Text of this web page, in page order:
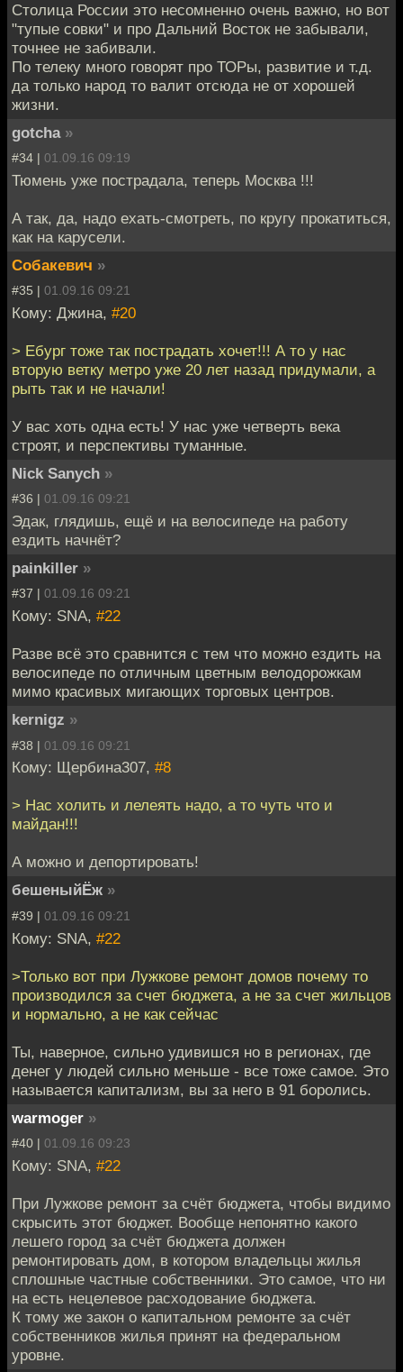
Столица России это несомненно очень важно, но вот
"тупые совки" и про Дальний Восток не забывали,
точнее не забивали.
По телеку много говорят про ТОРы, развитие и т.д.
да только народ то валит отсюда не от хорошей
жизни.
gotcha »
#34 | 01.09.16 09:19
Тюмень уже пострадала, теперь Москва !!!
А так, да, надо ехать-смотреть, по кругу прокатиться,
как на карусели.
Собакевич »
#35 | 01.09.16 09:21
Кому: Джина, #20
> Ебург тоже так пострадать хочет!!! А то у нас
вторую ветку метро уже 20 лет назад придумали, а
рыть так и не начали!
У вас хоть одна есть! У нас уже четверть века
строят, и перспективы туманные.
Nick Sanych »
#36 | 01.09.16 09:21
Эдак, глядишь, ещё и на велосипеде на работу
ездить начнёт?
painkiller »
#37 | 01.09.16 09:21
Кому: SNA, #22
Разве всё это сравнится с тем что можно ездить на
велосипеде по отличным цветным велодорожкам
мимо красивых мигающих торговых центров.
kernigz »
#38 | 01.09.16 09:21
Кому: Щербина307, #8
> Нас холить и лелеять надо, а то чуть что и
майдан!!!
А можно и депортировать!
бешеныйЁж »
#39 | 01.09.16 09:21
Кому: SNA, #22
>Только вот при Лужкове ремонт домов почему то
производился за счет бюджета, а не за счет жильцов
и нормально, а не как сейчас
Ты, наверное, сильно удивишся но в регионах, где
денег у людей сильно меньше - все тоже самое. Это
называется капитализм, вы за него в 91 боролись.
warmoger »
#40 | 01.09.16 09:23
Кому: SNA, #22
При Лужкове ремонт за счёт бюджета, чтобы видимо
скрысить этот бюджет. Вообще непонятно какого
лешего город за счёт бюджета должен
ремонтировать дом, в котором владельцы жилья
сплошные частные собственники. Это самое, что ни
на есть нецелевое расходование бюджета.
К тому же закон о капитальном ремонте за счёт
собственников жилья принят на федеральном
уровне.